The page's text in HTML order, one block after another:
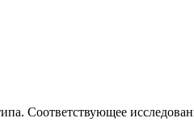
Соответствующее